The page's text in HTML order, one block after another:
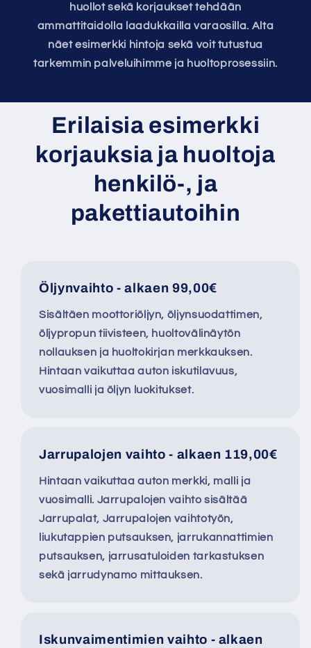
huollot sekä korjaukset tehdään
ammattitaidolla laadukkailla varaosilla. Alta
näet esimerkki hintoja sekä voit tutustua
tarkemmin palveluihimme ja huoltoprosessiin.
Erilaisia esimerkki
korjauksia ja huoltoja
henkilö-, ja
pakettiautoihin
Öljynvaihto - alkaen 99,00€
Sisältäen moottoriöljyn, öljynsuodattimen,
öljypropun tiivisteen, huoltovälinäytön
nollauksen ja huoltokirjan merkkauksen.
Hintaan vaikuttaa auton iskutilavuus,
vuosimalli ja öljyn luokitukset.
Jarrupalojen vaihto - alkaen 119,00€
Hintaan vaikuttaa auton merkki, malli ja
vuosimalli. Jarrupalojen vaihto sisältää
Jarrupalat, Jarrupalojen vaihtotyön,
liukutappien putsauksen, jarrukannattimien
putsauksen, jarrusatuloiden tarkastuksen
sekä jarrudynamo mittauksen.
Iskunvaimentimien vaihto - alkaen